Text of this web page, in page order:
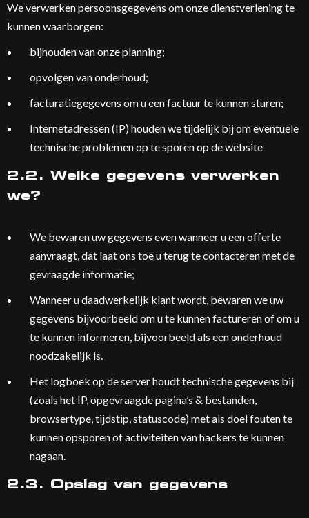
We verwerken persoonsgegevens om onze dienstverlening te
kunnen waarborgen:
bijhouden van onze planning;
opvolgen van onderhoud;
facturatiegegevens om u een factuur te kunnen sturen;
Internetadressen (IP) houden we tijdelijk bij om eventuele
technische problemen op te sporen op de website
2.2. Welke gegevens verwerken
we?
We bewaren uw gegevens even wanneer u een offerte
aanvraagt, dat laat ons toe u terug te contacteren met de
gevraagde informatie;
Wanneer u daadwerkelijk klant wordt, bewaren we uw
gegevens bijvoorbeeld om u te kunnen factureren of om u
te kunnen informeren, bijvoorbeeld als een onderhoud
noodzakelijk is.
Het logboek op de server houdt technische gegevens bij
(zoals het IP, opgevraagde pagina’s & bestanden,
browsertype, tijdstip, statuscode) met als doel fouten te
kunnen opsporen of activiteiten van hackers te kunnen
nagaan.
2.3. Opslag van gegevens